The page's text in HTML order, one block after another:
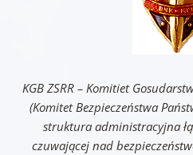
KGB ZSRR – Komitiet
(Komitet Bezpieczeństwa
struktura administracyjna
czuwającej nad